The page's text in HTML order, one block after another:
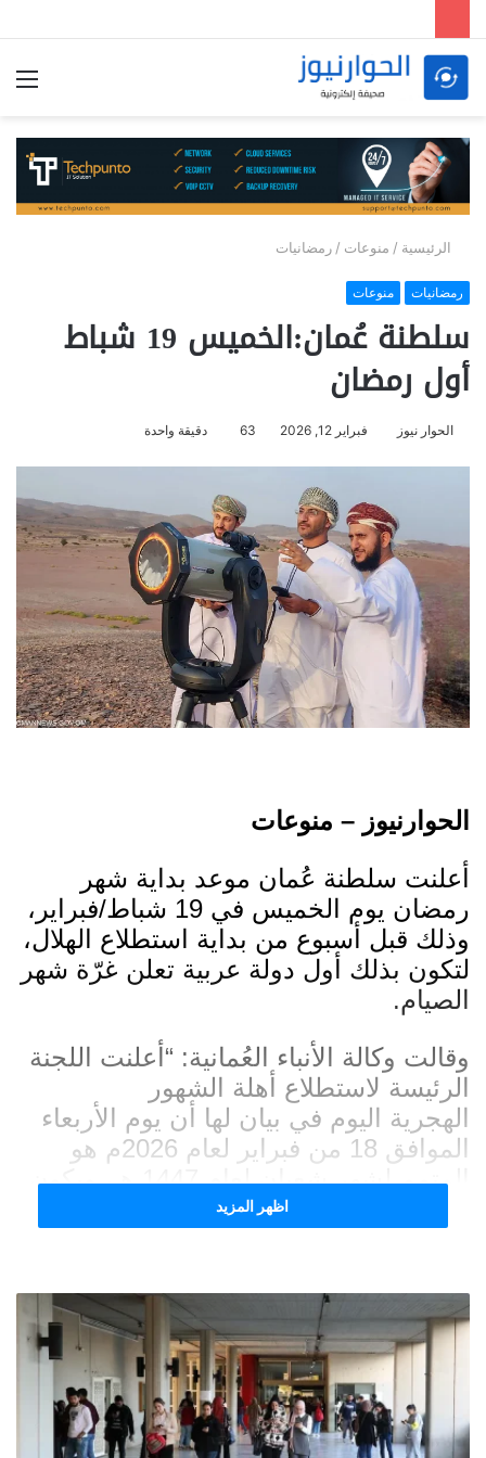
الرئيسية / منوعات / رمضانيات
رمضانيات منوعات
سلطنة عُمان:الخميس 19 شباط
أول رمضان
الحوار نيوز فبراير 12, 2026 63 دقيقة واحدة
الحوارنيوز – منوعات
أعلنت سلطنة عُمان موعد بداية شهر
رمضان يوم الخميس في 19 شباط/فبراير،
وذلك قبل أسبوع من بداية استطلاع الهلال،
لتكون بذلك أول دولة عربية تعلن غرّة شهر
الصيام.
وقالت وكالة الأنباء العُمانية: “أعلنت اللجنة
الرئيسة لاستطلاع أهلة
الشهور
الهجرية اليوم في بيان لها أن يوم الأربعاء
الموافق 18 من فبراير لعام 2026م هو
المتمم لشهرشعبان
لعام 1447 هـ، ويكون
ووفق بيان اللجنة فإنه “نظرا لما أثبته علم
الفلك من تأكيد نزول القمر يوم الثلاثاء
التاسع والعشرين من شعبان لعام 1447هـ،
الموافق 17 من فبراير لعام 2026م، قبل أو
مع غروب الشمس في جميع محافظات
سلطنة عُمان، وعليه فرؤيته مستحيلة في
اظهر المزيد